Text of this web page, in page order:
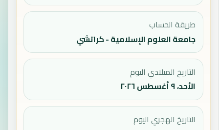
طريقة الحساب
جامعة العلوم الإسلامية - كراتشي
التاريخ الميلادي اليوم
الأحد، ٩ أغسطس ٢٠٢٦
التاريخ الهجري اليوم